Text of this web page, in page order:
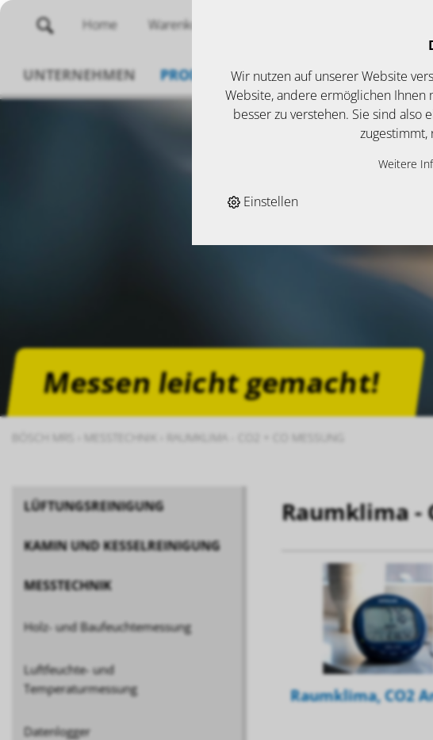
Home Warenkorb
UNTERNEHMEN PRODUKTE SERVICE NEWS/
Messen leicht gemacht!
BÖSCH MRS MESSTECHNIK RAUMKLIMA - CO2 + CO MESSUNG
LÜFTUNGSREINIGUNG
KAMIN UND KESSELREINIGUNG
MESSTECHNIK
Holz- und Baufeuchtemessung
Luftfeuchte- und
Temperaturmessung
Datenlogger
Raumklima -
Raumklima, CO2
Wir nutzen auf unserer Website
Website, andere ermöglichen
besser zu verstehen. Sie sind also
zugestimmt,
Weitere
Einstellen